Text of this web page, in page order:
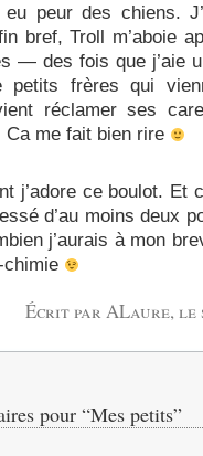
eu peur des chiens.
bref, Troll m’aboie
— des fois que j’aie
petits frères qui
réclamer ses
Ca me fait bien rire
j’adore ce boulot.
d’au moins deux
j’aurais à mon
chimie
Écrit par ALaure, le
pour “Mes petits”